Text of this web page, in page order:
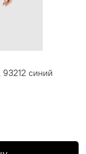
синий